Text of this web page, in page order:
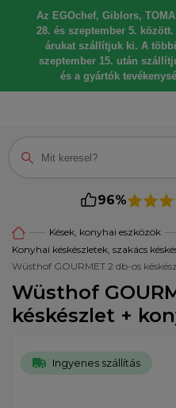
Az EGOchef, Giblors,
28. és szeptember 5.
árukat szállítjuk ki. A
szeptember 15. után
és a gyártók
96%
Kések, konyhai eszközök
Konyhai késkészletek, szakács
Wüsthof GOURMET 2 db-os
Wüsthof
késkészlet +
Ingyenes szállítás